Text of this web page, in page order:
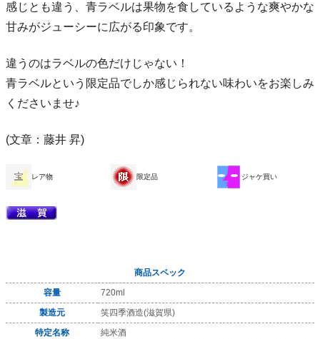
感じとも違う、青ラベルは果物を食しているような爽やかな
甘みがジューシーに広がる印象です。
違うのはラベルの色だけじゃない！
青ラベルという限定品でしか感じられない味わいをお楽しみ
くださいませ♪
(文章：藤井 昇)
レア物 限定品 ジャケ買い
商品スペック
容量
720ml
製造元
笑四季酒造(滋賀県)
特定名称
純米酒